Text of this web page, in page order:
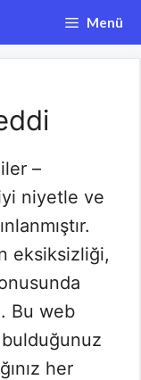
Menü
–
niyetle ve
eksiksizliği,
Bu web
her